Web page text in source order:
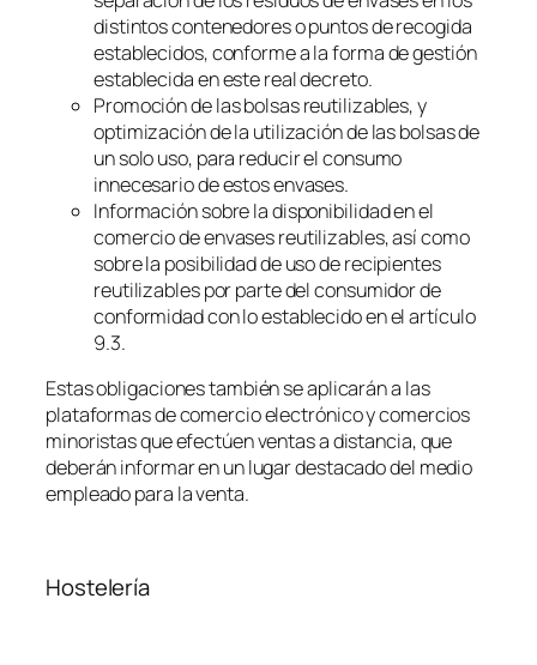
distintos contenedores o puntos de recogida
establecidos, conforme a la forma de gestión
establecida en este real decreto.
Promoción de las bolsas reutilizables, y
optimización de la utilización de las bolsas de
un solo uso, para reducir el consumo
innecesario de estos envases.
Información sobre la disponibilidad en el
comercio de envases reutilizables, así como
sobre la posibilidad de uso de recipientes
reutilizables por parte del consumidor de
conformidad con lo establecido en el artículo
9.3.
Estas obligaciones también se aplicarán a las
plataformas de comercio electrónico y comercios
minoristas que efectúen ventas a distancia, que
deberán informar en un lugar destacado del medio
empleado para la venta.
Hostelería